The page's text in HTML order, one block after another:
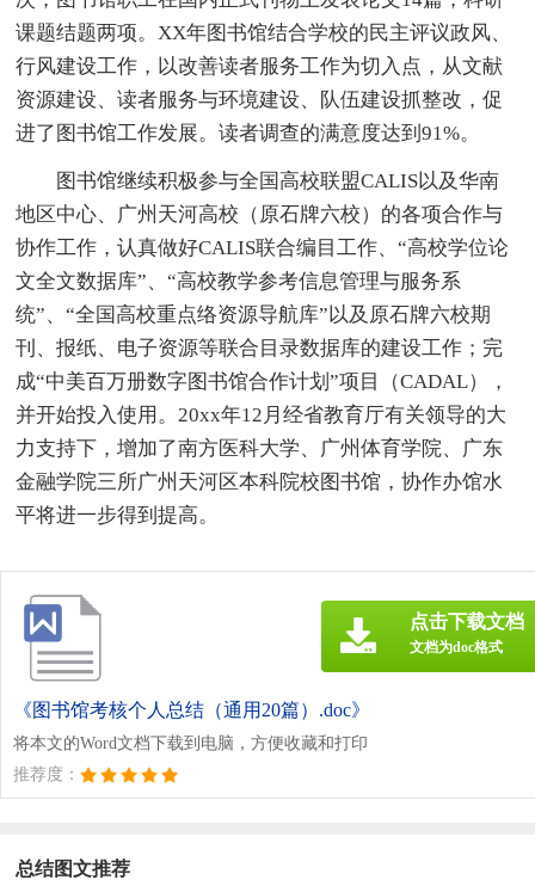
课题结题两项。XX年图书馆结合学校的民主评议政风、
行风建设工作，以改善读者服务工作为切入点，从文献
资源建设、读者服务与环境建设、队伍建设抓整改，促
进了图书馆工作发展。读者调查的满意度达到91%。
图书馆继续积极参与全国高校联盟CALIS以及华南
地区中心、广州天河高校（原石牌六校）的各项合作与
协作工作，认真做好CALIS联合编目工作、“高校学位论
文全文数据库”、“高校教学参考信息管理与服务系
统”、“全国高校重点络资源导航库”以及原石牌六校期
刊、报纸、电子资源等联合目录数据库的建设工作；完
成“中美百万册数字图书馆合作计划”项目（CADAL），
并开始投入使用。20xx年12月经省教育厅有关领导的大
力支持下，增加了南方医科大学、广州体育学院、广东
金融学院三所广州天河区本科院校图书馆，协作办馆水
平将进一步得到提高。
《图书馆考核个人总结（通用20篇）.doc》
将本文的Word文档下载到电脑，方便收藏和打印
推荐度：
点击下载文档
文档为doc格式
总结图文推荐